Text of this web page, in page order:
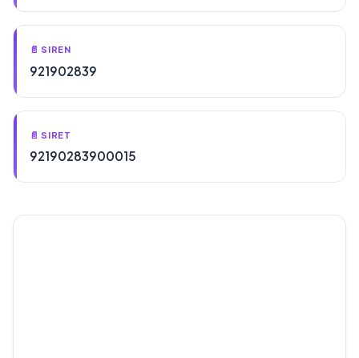
📄 SIREN
921902839
📄 SIRET
92190283900015